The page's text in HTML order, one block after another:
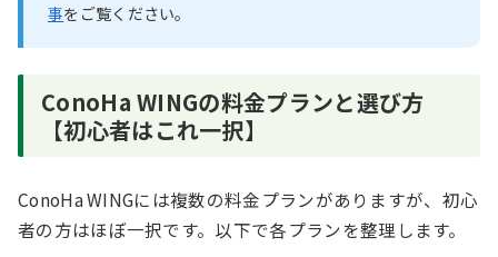
事をご覧ください。
ConoHa WINGの料金プランと選び方
【初心者はこれ一択】
ConoHa WINGには複数の料金プランがありますが、初心
者の方はほぼ一択です。以下で各プランを整理します。